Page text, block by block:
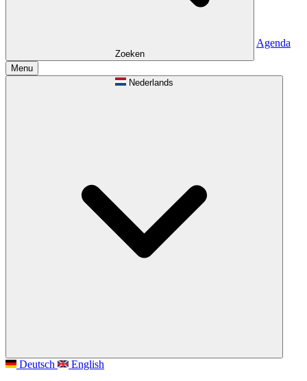
Zoeken
Agenda
Menu
Nederlands
Deutsch
English